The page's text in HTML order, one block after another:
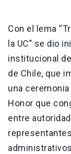
Con el lema
la UC” se dio
institucional
de Chile, que
una
Honor que
entre